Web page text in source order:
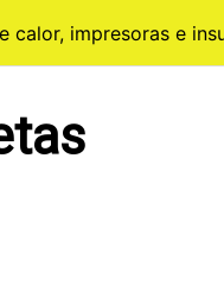
calor, impresoras e